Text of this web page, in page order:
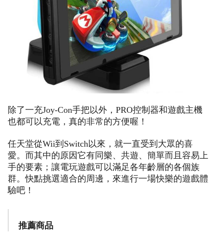
除了一充Joy-Con手把以外，PRO控制器和遊戲主機
也都可以充電，真的非常的方便喔！
任天堂從Wii到Switch以來，就一直受到大眾的喜
愛。而其中的原因它有同樂、共遊、簡單而且容易上
手的要素；讓電玩遊戲可以滿足各年齡層的各個族
群。快點挑選適合的周邊，來進行一場快樂的遊戲體
驗吧！
推薦商品